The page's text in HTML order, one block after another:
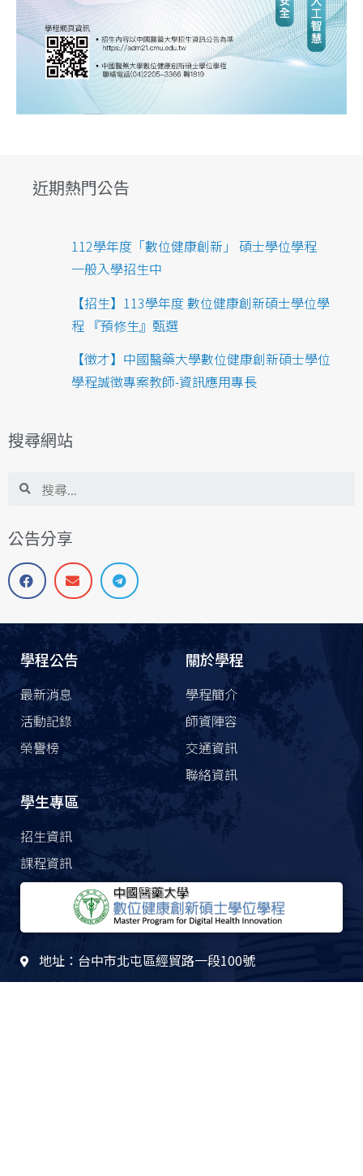
近期熱門公告
112學年度「數位健康創新」 碩士學位學程
一般入學招生中
【招生】113學年度 數位健康創新碩士學位學
程 『預修生』甄選
【徵才】中國醫藥大學數位健康創新碩士學位
學程誠徵專案教師-資訊應用專長
搜尋網站
公告分享
學程公告
最新消息
活動記錄
榮譽榜
關於學程
學程簡介
師資陣容
交通資訊
聯絡資訊
學生專區
招生資訊
課程資訊
地址：台中市北屯區經貿路一段100號
電話：04-22053366 分機1819